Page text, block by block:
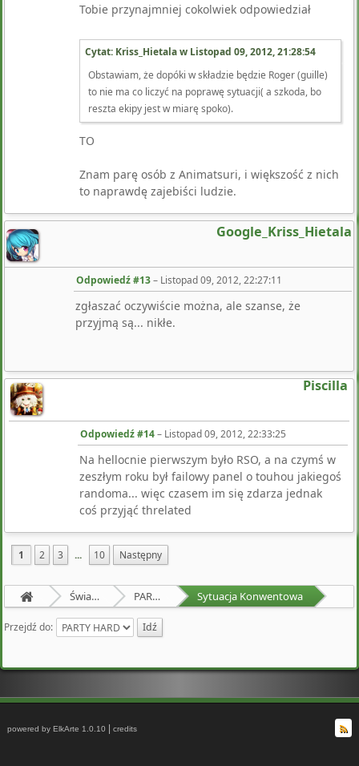
Tobie przynajmniej cokolwiek odpowiedział
Cytat: Kriss_Hietala w Listopad 09, 2012, 21:28:54
Obstawiam, że dopóki w składzie będzie Roger (guille)
to nie ma co liczyć na poprawę sytuacji( a szkoda, bo
reszta ekipy jest w miarę spoko).
TO
Znam parę osób z Animatsuri, i większość z nich
to naprawdę zajebiści ludzie.
Google_Kriss_Hietala
Odpowiedź #13– Listopad 09, 2012, 22:27:11
zgłaszać oczywiście można, ale szanse, że
przyjmą są... nikłe.
Piscilla
Odpowiedź #14– Listopad 09, 2012, 22:33:25
Na hellocnie pierwszym było RSO, a na czymś w
zeszłym roku był failowy panel o touhou jakiegoś
randoma... więc czasem im się zdarza jednak
coś przyjąć threlated
1 2 3 ... 10 Następny
Świat Zewnętrzny PARTY HARD Sytuacja Konwentowa
Przejdź do:
powered by ElkArte 1.0.10 |credits